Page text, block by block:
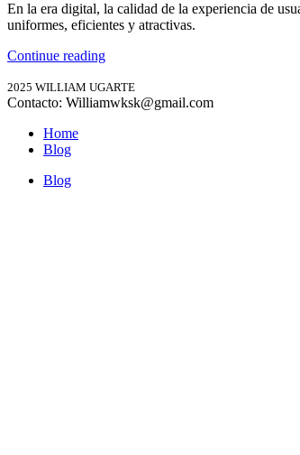
En la era digital, la calidad de la experiencia de
uniformes, eficientes y atractivas.
Continue reading
2025 WILLIAM UGARTE
Contacto: Williamwksk@gmail.com
Home
Blog
Blog